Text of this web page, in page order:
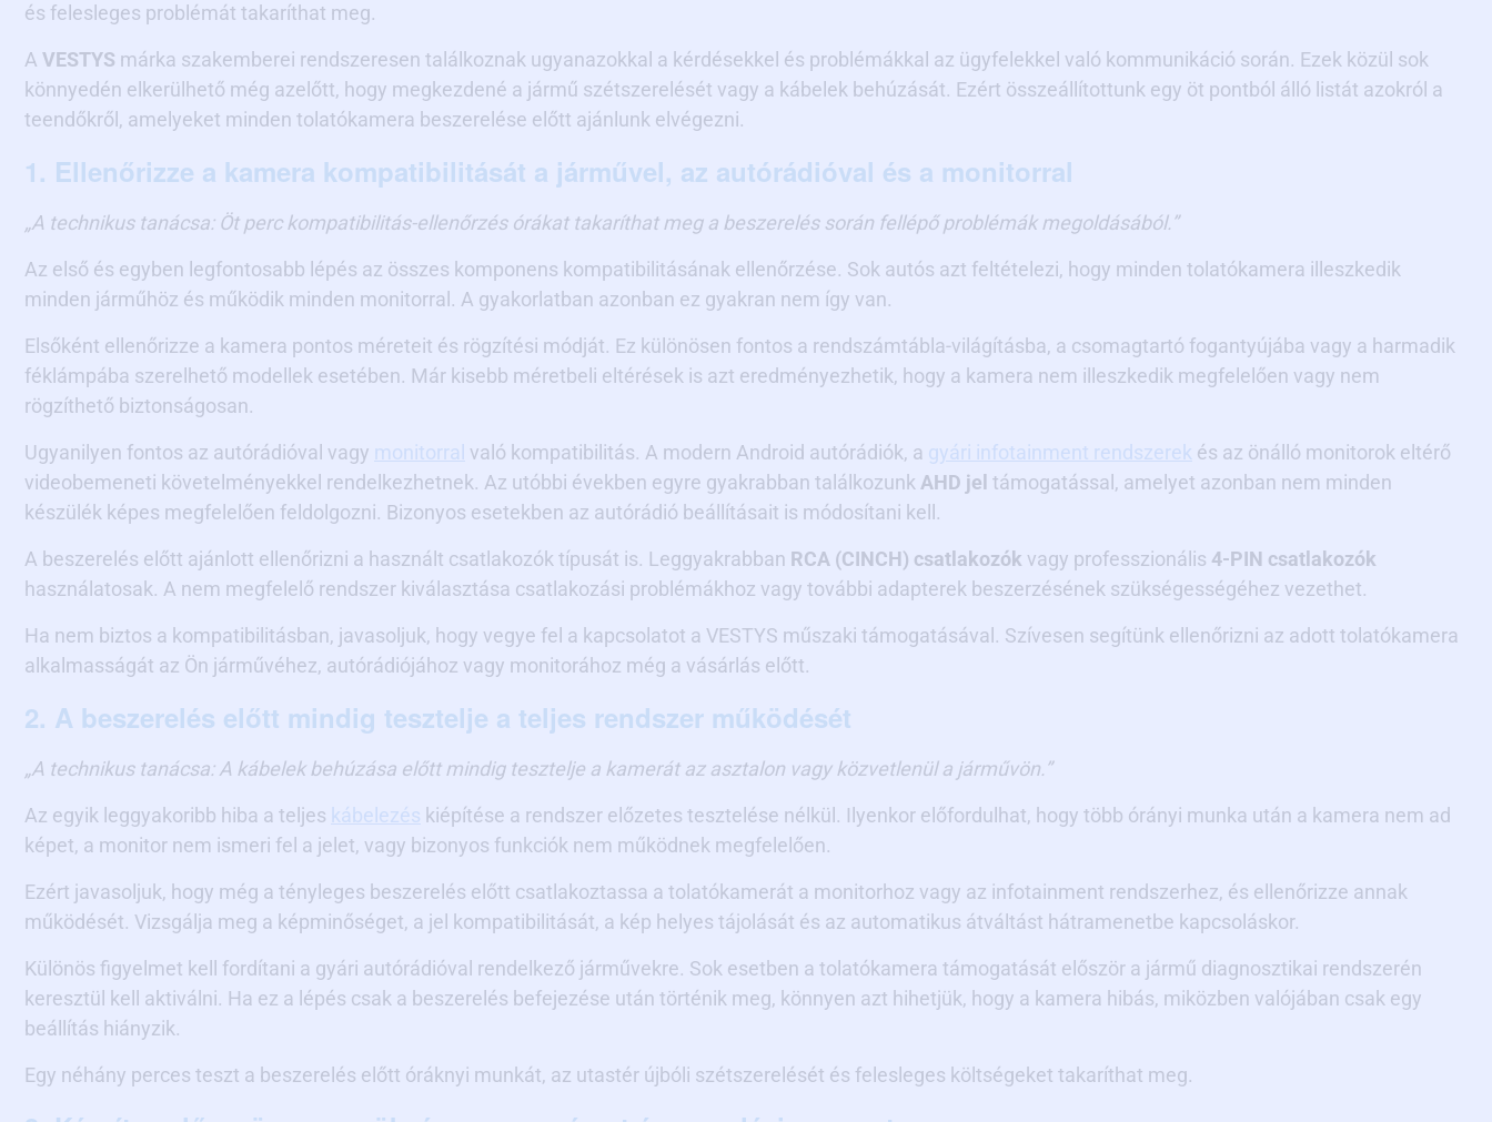
és felesleges problémát takaríthat meg.
A VESTYS márka szakemberei rendszeresen találkoznak ugyanazokkal a kérdésekkel és problémákkal az ügyfelekkel való kommunikáció során. Ezek közül sok
könnyedén elkerülhető még azelőtt, hogy megkezdené a jármű szétszerelését vagy a kábelek behúzását. Ezért összeállítottunk egy öt pontból álló listát azokról a
teendőkről, amelyeket minden tolatókamera beszerelése előtt ajánlunk elvégezni.
1. Ellenőrizze a kamera kompatibilitását a járművel, az autórádióval és a monitorral
„A technikus tanácsa: Öt perc kompatibilitás-ellenőrzés órákat takaríthat meg a beszerelés során fellépő problémák megoldásából.”
Az első és egyben legfontosabb lépés az összes komponens kompatibilitásának ellenőrzése. Sok autós azt feltételezi, hogy minden tolatókamera illeszkedik
minden járműhöz és működik minden monitorral. A gyakorlatban azonban ez gyakran nem így van.
Elsőként ellenőrizze a kamera pontos méreteit és rögzítési módját. Ez különösen fontos a rendszámtábla-világításba, a csomagtartó fogantyújába vagy a harmadik
féklámpába szerelhető modellek esetében. Már kisebb méretbeli eltérések is azt eredményezhetik, hogy a kamera nem illeszkedik megfelelően vagy nem
rögzíthető biztonságosan.
Ugyanilyen fontos az autórádióval vagy monitorral való kompatibilitás. A modern Android autórádiók, a gyári infotainment rendszerek és az önálló monitorok eltérő
videobemeneti követelményekkel rendelkezhetnek. Az utóbbi években egyre gyakrabban találkozunk AHD jel támogatással, amelyet azonban nem minden
készülék képes megfelelően feldolgozni. Bizonyos esetekben az autórádió beállításait is módosítani kell.
A beszerelés előtt ajánlott ellenőrizni a használt csatlakozók típusát is. Leggyakrabban RCA (CINCH) csatlakozók vagy professzionális 4-PIN csatlakozók
használatosak. A nem megfelelő rendszer kiválasztása csatlakozási problémákhoz vagy további adapterek beszerzésének szükségességéhez vezethet.
Ha nem biztos a kompatibilitásban, javasoljuk, hogy vegye fel a kapcsolatot a VESTYS műszaki támogatásával. Szívesen segítünk ellenőrizni az adott tolatókamera
alkalmasságát az Ön járművéhez, autórádiójához vagy monitorához még a vásárlás előtt.
2. A beszerelés előtt mindig tesztelje a teljes rendszer működését
„A technikus tanácsa: A kábelek behúzása előtt mindig tesztelje a kamerát az asztalon vagy közvetlenül a járművön.”
Az egyik leggyakoribb hiba a teljes kábelezés kiépítése a rendszer előzetes tesztelése nélkül. Ilyenkor előfordulhat, hogy több órányi munka után a kamera nem ad
képet, a monitor nem ismeri fel a jelet, vagy bizonyos funkciók nem működnek megfelelően.
Ezért javasoljuk, hogy még a tényleges beszerelés előtt csatlakoztassa a tolatókamerát a monitorhoz vagy az infotainment rendszerhez, és ellenőrizze annak
működését. Vizsgálja meg a képminőséget, a jel kompatibilitását, a kép helyes tájolását és az automatikus átváltást hátramenetbe kapcsoláskor.
Különös figyelmet kell fordítani a gyári autórádióval rendelkező járművekre. Sok esetben a tolatókamera támogatását először a jármű diagnosztikai rendszerén
keresztül kell aktiválni. Ha ez a lépés csak a beszerelés befejezése után történik meg, könnyen azt hihetjük, hogy a kamera hibás, miközben valójában csak egy
beállítás hiányzik.
Egy néhány perces teszt a beszerelés előtt óráknyi munkát, az utastér újbóli szétszerelését és felesleges költségeket takaríthat meg.